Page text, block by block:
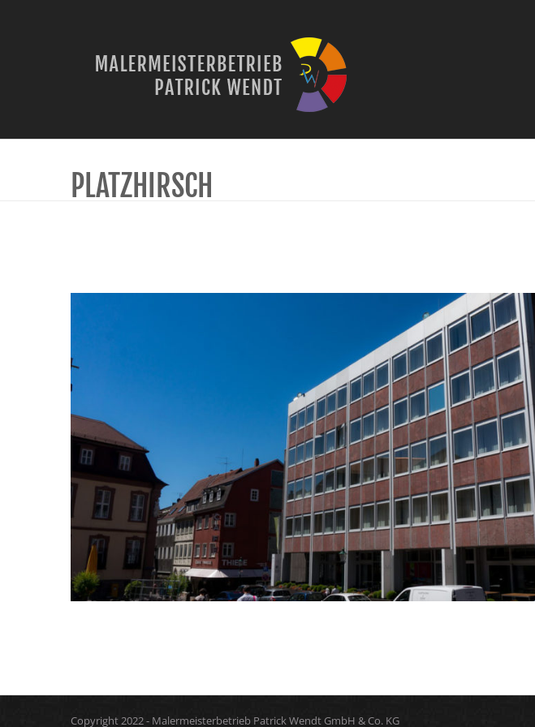
PLATZHIRSCH
Copyright 2022 - Malermeisterbetrieb Patrick Wendt GmbH & Co. KG